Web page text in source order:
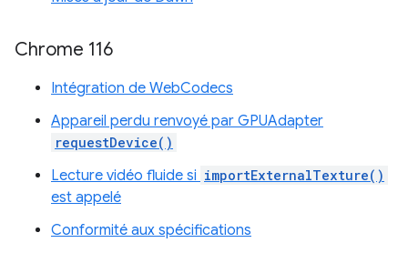
Chrome 116
Intégration de WebCodecs
Appareil perdu renvoyé par GPUAdapter
requestDevice()
Lecture vidéo fluide si importExternalTexture()
est appelé
Conformité aux spécifications